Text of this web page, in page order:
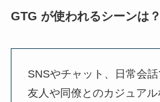
GTG が使われるシーンは？
SNSやチャット、日常会話
友人や同僚とのカジュア